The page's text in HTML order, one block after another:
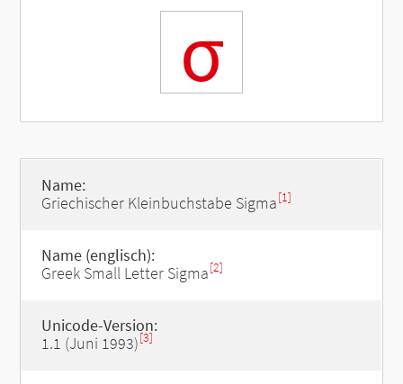
σ
Name:
Griechischer Kleinbuchstabe Sigma[1]
Name (englisch):
Greek Small Letter Sigma[2]
Unicode-Version:
1.1 (Juni 1993)[3]